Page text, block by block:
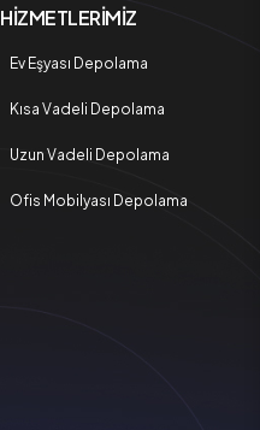
HİZMETLERİMİZ
Ev Eşyası Depolama
Kısa Vadeli Depolama
Uzun Vadeli Depolama
Ofis Mobilyası Depolama